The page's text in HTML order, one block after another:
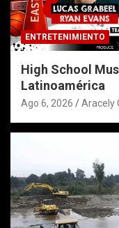
ENTRETENIMIENTO
High School
Latinoamérica
Ago 6, 2026 Aracely